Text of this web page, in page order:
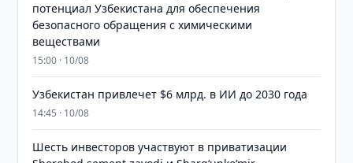
потенциал Узбекистана для обеспечения
безопасного обращения с химическими
веществами
15:00 · 10/08
Узбекистан привлечет $6 млрд. в ИИ до 2030 года
14:45 · 10/08
Шесть инвесторов участвуют в приватизации